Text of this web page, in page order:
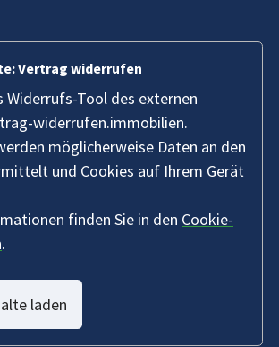
Vertrag widerrufen
Widerrufs-Tool des externen
widerrufen.immobilien.
möglicherweise Daten an den
und Cookies auf Ihrem Gerät
finden Sie in den Cookie-
.
laden